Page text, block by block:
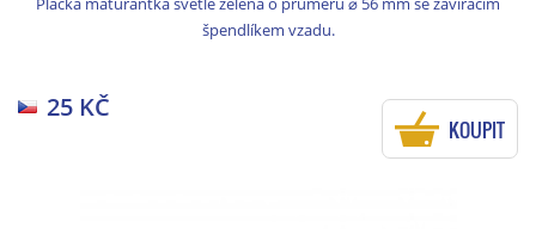
špendlíkem vzadu.
25 KČ
KOUPIT